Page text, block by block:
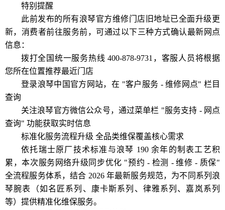
特别提醒
此前发布的所有浪琴官方维修门店旧地址已全面升级更
新，消费者前往服务前，可通过以下三种方式确认最新网点
信息：
拨打全国统一服务热线 400-878-9731，客服人员将根据
您所在位置推荐最近门店
登录浪琴中国官方网站，在 "客户服务 - 维修网点" 栏目
查询
关注浪琴官方微信公众号，通过菜单栏 "服务支持 - 网点
查询" 功能获取实时信息
标准化服务流程升级 全品类维保覆盖核心需求
依托瑞士原厂技术标准与浪琴 190 余年的制表工艺积
累，本次服务网络升级同步优化 "预约 - 检测 - 维修 - 质保"
全流程服务体系，结合 2026 年最新服务规范，为不同系列浪
琴腕表（如名匠系列、康卡斯系列、律雅系列、嘉岚系列
等）提供精准化维保服务。